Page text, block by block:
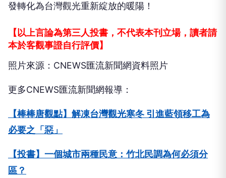
發轉化為台灣觀光重新綻放的暖陽！
【以上言論為第三人投書，不代表本刊立場，讀者請
本於客觀事證自行評價】
照片來源：CNEWS匯流新聞網資料照片
更多CNEWS匯流新聞網報導：
【棒棒唐觀點】解凍台灣觀光寒冬 引進藍領移工為
必要之「惡」
【投書】一個城市兩種民意：竹北民調為何必須分
區？